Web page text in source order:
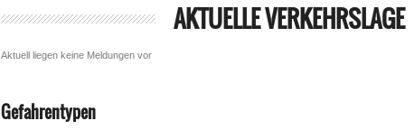
AKTUELLE VERKEHRSLAGE
Aktuell liegen keine Meldungen vor
Gefahrentypen